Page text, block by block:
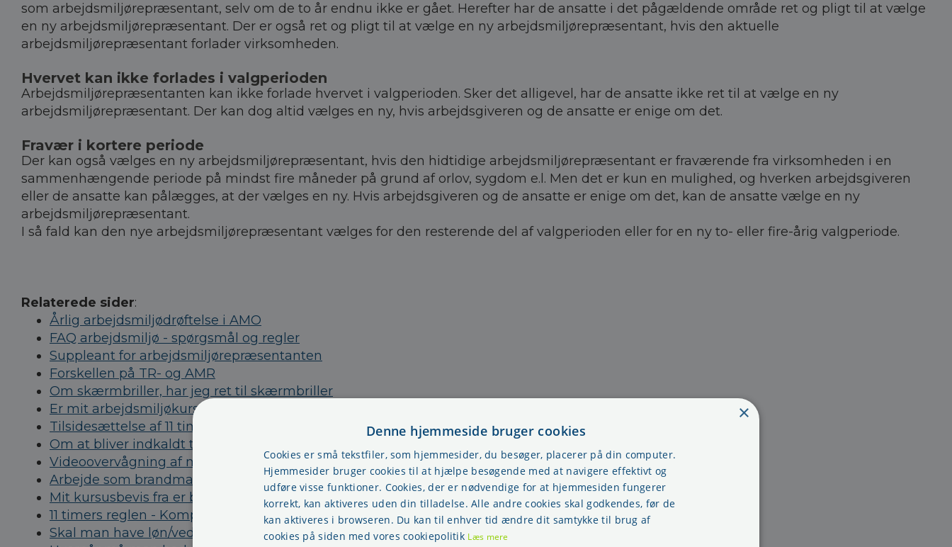
som arbejdsmiljørepræsentant, selv om de to år endnu ikke er gået. Herefter har de ansatte i det pågældende område ret og pligt til at vælge
en ny arbejdsmiljørepræsentant. Der er også ret og pligt til at vælge en ny arbejdsmiljørepræsentant, hvis den aktuelle
arbejdsmiljørepræsentant forlader virksomheden.
Hvervet kan ikke forlades i valgperioden
Arbejdsmiljørepræsentanten kan ikke forlade hvervet i valgperioden. Sker det alligevel, har de ansatte ikke ret til at vælge en ny
arbejdsmiljørepræsentant. Der kan dog altid vælges en ny, hvis arbejdsgiveren og de ansatte er enige om det.
Fravær i kortere periode
Der kan også vælges en ny arbejdsmiljørepræsentant, hvis den hidtidige arbejdsmiljørepræsentant er fraværende fra virksomheden i en
sammenhængende periode på mindst fire måneder på grund af orlov, sygdom e.l. Men det er kun en mulighed, og hverken arbejdsgiveren
eller de ansatte kan pålægges, at der vælges en ny. Hvis arbejdsgiveren og de ansatte er enige om det, kan de ansatte vælge en ny
arbejdsmiljørepræsentant.
I så fald kan den nye arbejdsmiljørepræsentant vælges for den resterende del af valgperioden eller for en ny to- eller fire-årig valgperiode.
Relaterede sider:
Årlig arbejdsmiljødrøftelse i AMO
FAQ arbejdsmiljø - spørgsmål og regler
Suppleant for arbejdsmiljørepræsentanten
Forskellen på TR- og AMR
Om skærmbriller, har jeg ret til skærmbriller
Er mit arbejdsmiljøkursus for gammelt
Tilsidesættelse af 11 timers reglen
Om at bliver indkaldt til møde på en fridag
Videoovervågning af medarbejdere
Arbejde som brandmand på døgnvagt og hviletid
Mit kursusbevis fra er blevet væk
11 timers reglen - Kompenserende hvileperioder og fridøgn
Skal man have løn/vederlag som AMO-repræsentant
×
Denne hjemmeside bruger cookies
Cookies er små tekstfiler, som hjemmesider, du besøger, placerer på din computer.
Hjemmesider bruger cookies til at hjælpe besøgende med at navigere effektivt og
udføre visse funktioner. Cookies, der er nødvendige for at hjemmesiden fungerer
korrekt, kan aktiveres uden din tilladelse. Alle andre cookies skal godkendes, før de
kan aktiveres i browseren. Du kan til enhver tid ændre dit samtykke til brug af
cookies på siden med vores cookiepolitik Læs mere